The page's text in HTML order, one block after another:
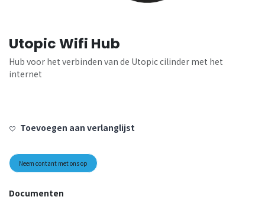
Utopic Wifi Hub
Hub voor het verbinden van de Utopic cilinder met het
internet
Toevoegen aan verlanglijst
Neem contant met ons op
Documenten